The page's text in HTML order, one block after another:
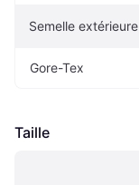
Semelle extérieure
Gore-Tex
Taille